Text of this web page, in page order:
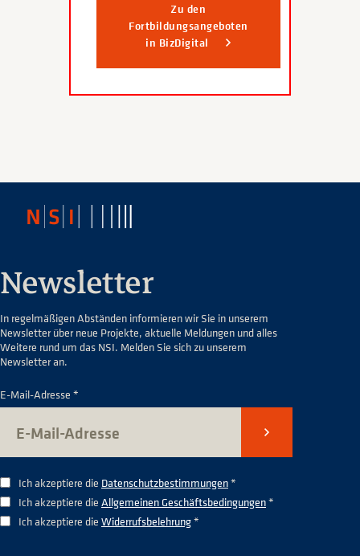
Zu den
Fortbildungsangeboten
in BizDigital
Newsletter
In regelmäßigen Abständen informieren wir Sie in unserem
Newsletter über neue Projekte, aktuelle Meldungen und alles
Weitere rund um das NSI. Melden Sie sich zu unserem
Newsletter an.
E-Mail-Adresse *
Senden
Ich akzeptiere die Datenschutzbestimmungen*
Ich akzeptiere die Allgemeinen Geschäftsbedingungen*
Ich akzeptiere die Widerrufsbelehrung*